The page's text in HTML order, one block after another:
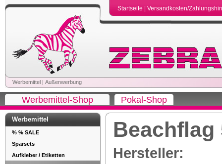
Startseite Versandkosten/
Werbemittel | Außenwerbung
Werbemittel-Shop Pokal-Shop
Werbemittel
% % SALE
Sparsets
Aufkleber / Etiketten
Beachflag
Hersteller: